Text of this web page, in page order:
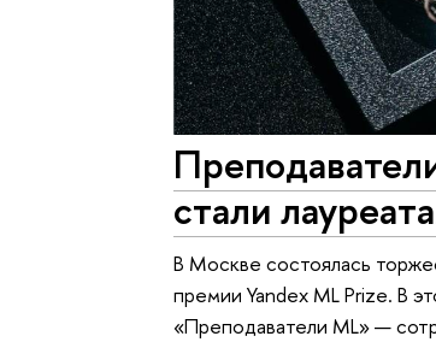
стали
В Москве состоялась
премии Yandex ML Prize. В
«Преподаватели ML» —